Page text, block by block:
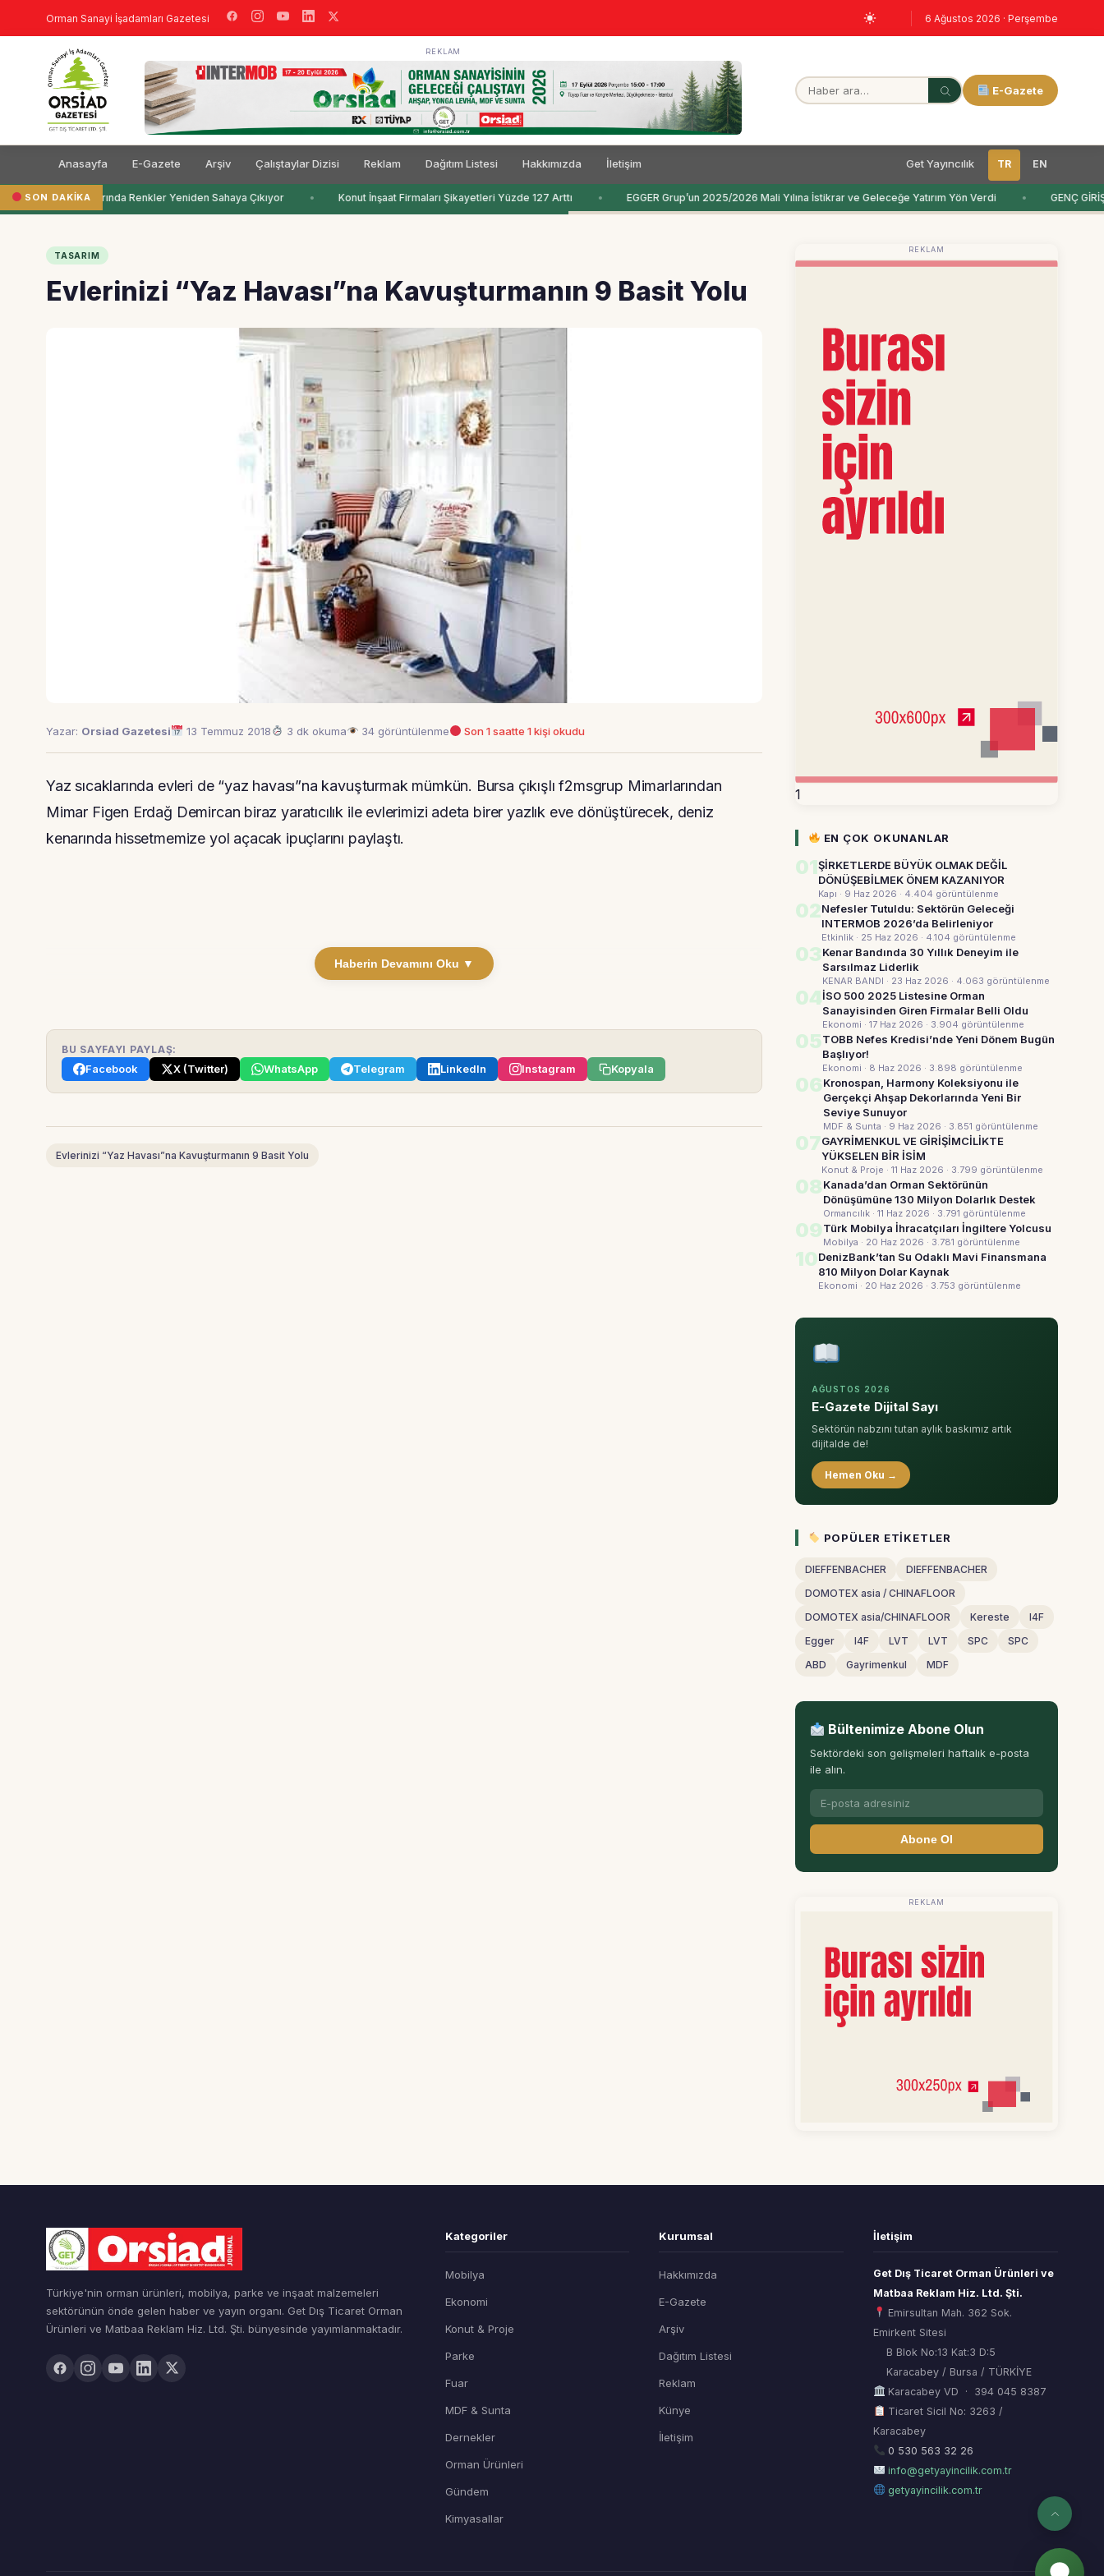
Orman Sanayi İşadamları Gazetesi 6 Ağustos 2026 · Perşembe
REKLAM
E-Gazete
Anasayfa E-Gazete Arşiv Çalıştaylar Dizisi Reklam Dağıtım Listesi Hakkımızda İletişim Get Yayıncılık TR EN
SON DAKIKA
Çocuk Odalarında Renkler Yeniden Sahaya Çıkıyor Konut İnşaat Firmaları Şikayetleri Yüzde 127 Arttı EGGER Grup’un 2025/2026 Mali Yılına İstikrar ve Geleceğe Yatırım Yön Verdi GENÇ
TASARIM
Evlerinizi “Yaz Havası”na Kavuşturmanın 9 Basit Yolu
Yazar: Orsiad Gazetesi 13 Temmuz 2018 3 dk okuma 34 görüntülenme Son 1 saatte 1 kişi okudu
Yaz sıcaklarında evleri de “yaz havası”na kavuşturmak mümkün. Bursa çıkışlı f2msgrup Mimarlarından
Mimar Figen Erdağ Demircan biraz yaratıcılık ile evlerimizi adeta birer yazlık eve dönüştürecek, deniz
kenarında hissetmemize yol açacak ipuçlarını paylaştı.
Haberin Devamını Oku ▼
BU SAYFAYI PAYLAŞ:
Facebook X (Twitter) WhatsApp Telegram LinkedIn Instagram Kopyala
Evlerinizi “Yaz Havası”na Kavuşturmanın 9 Basit Yolu
REKLAM
1
EN ÇOK OKUNANLAR
01ŞİRKETLERDE BÜYÜK OLMAK DEĞİL
DÖNÜŞEBİLMEK ÖNEM KAZANIYOR
Kapı · 9 Haz 2026 · 4.404 görüntülenme
02Nefesler Tutuldu: Sektörün Geleceği
INTERMOB 2026’da Belirleniyor
Etkinlik · 25 Haz 2026 · 4.104 görüntülenme
03Kenar Bandında 30 Yıllık Deneyim ile
Sarsılmaz Liderlik
KENAR BANDI · 23 Haz 2026 · 4.063 görüntülenme
04İSO 500 2025 Listesine Orman
Sanayisinden Giren Firmalar Belli Oldu
Ekonomi · 17 Haz 2026 · 3.904 görüntülenme
05TOBB Nefes Kredisi’nde Yeni Dönem Bugün
Başlıyor!
Ekonomi · 8 Haz 2026 · 3.898 görüntülenme
06Kronospan, Harmony Koleksiyonu ile
Gerçekçi Ahşap Dekorlarında Yeni Bir
Seviye Sunuyor
MDF & Sunta · 9 Haz 2026 · 3.851 görüntülenme
07GAYRİMENKUL VE GİRİŞİMCİLİKTE
YÜKSELEN BİR İSİM
Konut & Proje · 11 Haz 2026 · 3.799 görüntülenme
08Kanada’dan Orman Sektörünün
Dönüşümüne 130 Milyon Dolarlık Destek
Ormancılık · 11 Haz 2026 · 3.791 görüntülenme
09Türk Mobilya İhracatçıları İngiltere Yolcusu
Mobilya · 20 Haz 2026 · 3.781 görüntülenme
10DenizBank’tan Su Odaklı Mavi Finansmana
810 Milyon Dolar Kaynak
Ekonomi · 20 Haz 2026 · 3.753 görüntülenme
AĞUSTOS 2026
E-Gazete Dijital Sayı
Sektörün nabzını tutan aylık baskımız artık
dijitalde de!
Hemen Oku →
POPÜLER ETIKETLER
DIEFFENBACHER
DIEFFENBACHER
DOMOTEX asia / CHINAFLOOR
DOMOTEX asia/CHINAFLOOR
Kereste
I4F
Egger
I4F LVT LVT SPC
SPC
ABD
Gayrimenkul MDF
Bültenimize Abone Olun
Sektördeki son gelişmeleri haftalık e-posta
ile alın.
Abone Ol
REKLAM
Türkiye'nin orman ürünleri, mobilya, parke ve inşaat malzemeleri
sektörünün önde gelen haber ve yayın organı. Get Dış Ticaret Orman
Ürünleri ve Matbaa Reklam Hiz. Ltd. Şti. bünyesinde yayımlanmaktadır.
Kategoriler
Mobilya
Ekonomi
Konut & Proje
Parke
Fuar
MDF & Sunta
Dernekler
Orman Ürünleri
Gündem
Kimyasallar
Kurumsal
Hakkımızda
E-Gazete
Arşiv
Dağıtım Listesi
Reklam
Künye
İletişim
İletişim
Get Dış Ticaret Orman Ürünleri ve
Matbaa Reklam Hiz. Ltd. Şti.
Emirsultan Mah. 362 Sok.
Emirkent Sitesi
B Blok No:13 Kat:3 D:5
Karacabey / Bursa / TÜRKİYE
Karacabey VD · 394 045 8387
Ticaret Sicil No: 3263 /
Karacabey
0 530 563 32 26
info@getyayincilik.com.tr
getyayincilik.com.tr
ORSİAD AI
Sektörel Hafıza Asistanı